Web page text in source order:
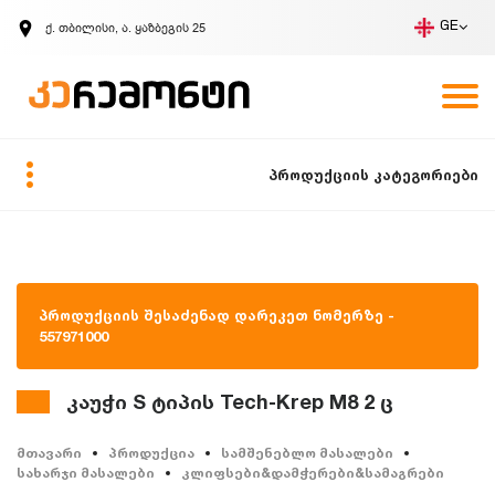
ქ. თბილისი, ა. ყაზბეგის 25 GE
ზარის მოთხოვნა
პროდუქციის კატეგორიები
პროდუქციის შესაძენად დარეკეთ ნომერზე -
557971000
კაუჭი S ტიპის Tech-Krep M8 2 ც
მთავარი პროდუქცია
სამშენებლო მასალები
სახარჯი მასალები
კლიფსები&დამჭერები&სამაგრები